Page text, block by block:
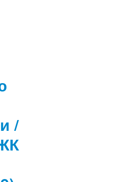
/